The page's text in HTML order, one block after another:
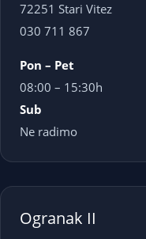
72251 Stari Vitez
030 711 867
Pon – Pet
08:00 – 15:30h
Sub
Ne radimo
Ogranak II